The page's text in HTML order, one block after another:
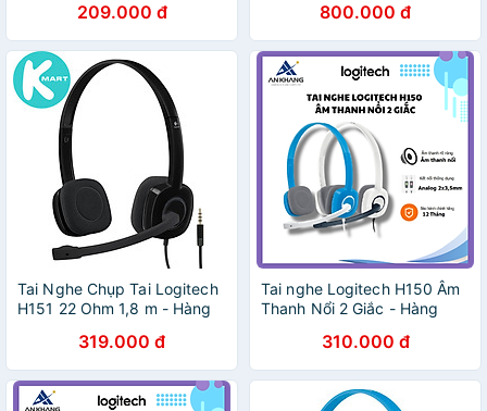
209.000 đ 800.000 đ
Tai Nghe Chụp Tai Logitech
H151 22 Ohm 1,8 m - Hàng
319.000 đ
Tai nghe Logitech H150 Âm
Thanh Nổi 2 Giắc - Hàng
310.000 đ